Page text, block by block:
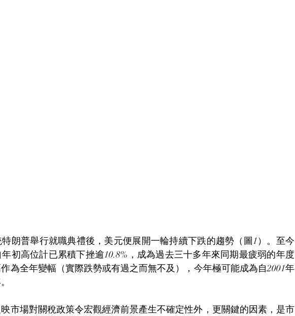
朗普舉行就職典禮後，美元便展開一輪持續下跌的趨勢（圖1）。至今
初高位計已累積下挫逾10.8%，成為過去三十多年來同期最疲弱的年度
為全年變幅（實際跌勢或有過之而無不及），今年極可能成為自2001年
市場對關稅政策令宏觀經濟前景產生不確定性外，更關鍵的因素，是市